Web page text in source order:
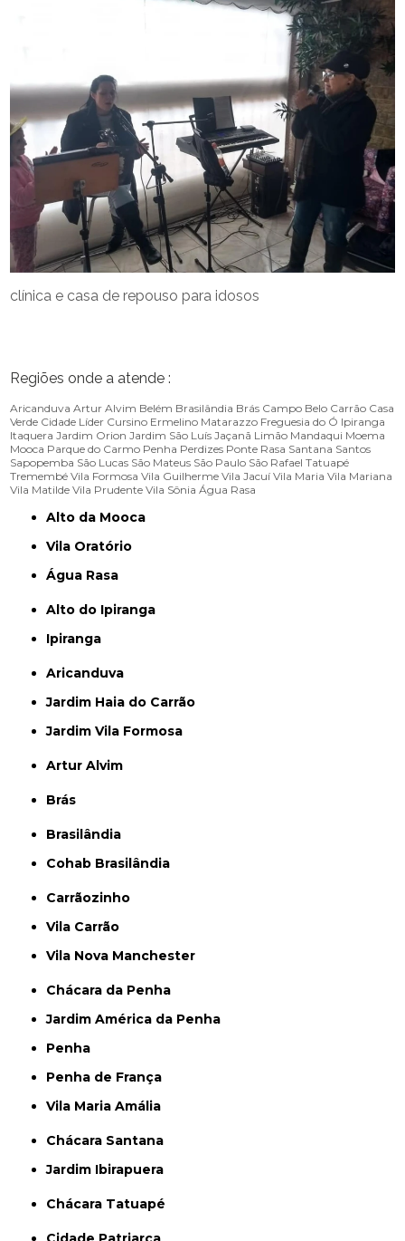
clínica e casa de repouso para idosos
Regiões onde a atende :
Aricanduva Artur Alvim Belém Brasilândia Brás Campo Belo Carrão Casa
Verde Cidade Líder Cursino Ermelino Matarazzo Freguesia do Ó Ipiranga
Itaquera Jardim Orion Jardim São Luís Jaçanã Limão Mandaqui Moema
Mooca Parque do Carmo Penha Perdizes Ponte Rasa Santana Santos
Sapopemba São Lucas São Mateus São Paulo São Rafael Tatuapé
Tremembé Vila Formosa Vila Guilherme Vila Jacuí Vila Maria Vila Mariana
Vila Matilde Vila Prudente Vila Sônia Água Rasa
Alto da Mooca
Vila Oratório
Água Rasa
Alto do Ipiranga
Ipiranga
Aricanduva
Jardim Haia do Carrão
Jardim Vila Formosa
Artur Alvim
Brás
Brasilândia
Cohab Brasilândia
Carrãozinho
Vila Carrão
Vila Nova Manchester
Chácara da Penha
Jardim América da Penha
Penha
Penha de França
Vila Maria Amália
Chácara Santana
Jardim Ibirapuera
Chácara Tatuapé